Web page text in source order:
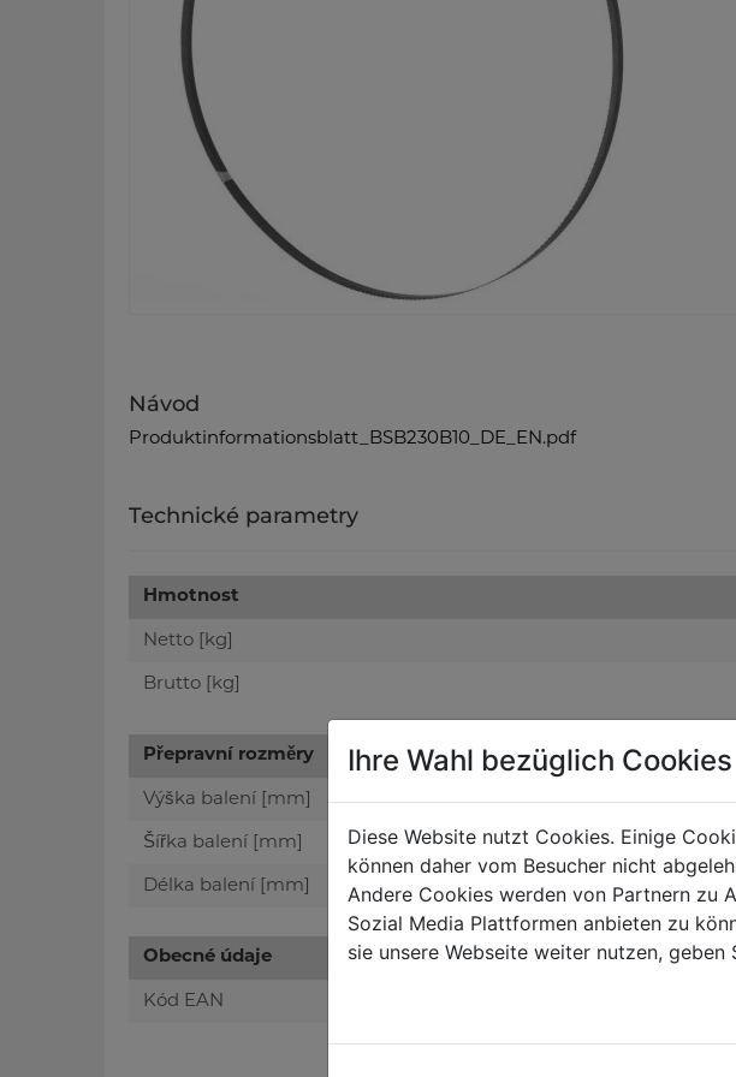
Návod
Produktinformationsblatt_BSB230B10_DE_EN.pdf
Technické parametry
Hmotnost
Netto [kg]
Brutto [kg]
Přepravní rozměry
Výška balení [mm]
Šířka balení [mm]
Délka balení [mm]
Obecné údaje
Kód EAN
Ihre Wahl bezüglich
Diese Website nutzt Cookies. Einige
können daher vom Besucher nicht
Andere Cookies werden von Partnern zu
Sozial Media Plattformen anbieten zu
sie unsere Webseite weiter nutzen,